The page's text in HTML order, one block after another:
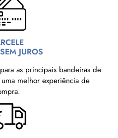
JUROS
as principais bandeiras de
melhor experiência de